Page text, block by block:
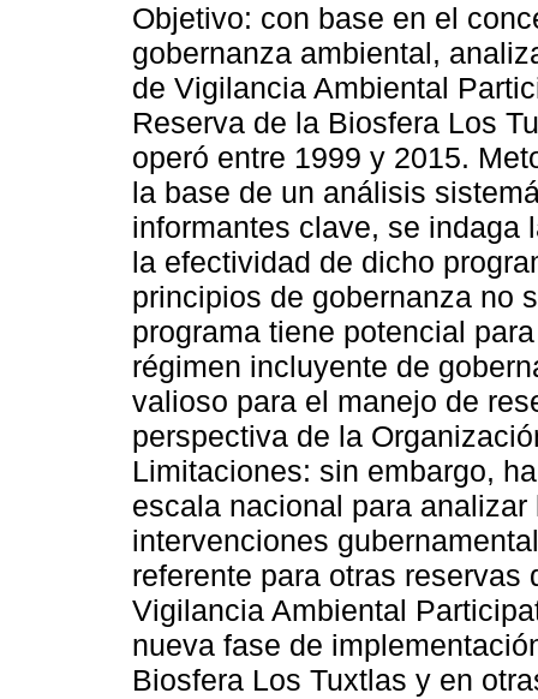
Objetivo: con base en el
gobernanza ambiental,
de Vigilancia Ambiental
Reserva de la Biosfera Los
operó entre 1999 y 2015.
la base de un análisis
informantes clave, se indaga
la efectividad de dicho
principios de gobernanza no
programa tiene potencial
régimen incluyente de
valioso para el manejo de
perspectiva de la
Limitaciones: sin embargo,
escala nacional para
intervenciones
referente para otras reservas
Vigilancia Ambiental
nueva fase de
Biosfera Los Tuxtlas y en